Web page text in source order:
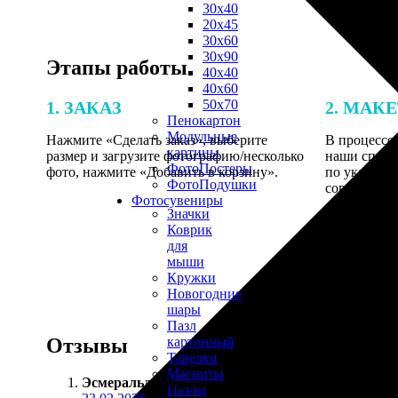
30х40
20х45
30х60
30х90
40х40
40х60
50х70
Пенокартон
Модульные
картины
ФотоПостеры
ФотоПодушки
Фотоcувениры
Значки
Коврик
для
мыши
Кружки
Новогодние
шары
Пазл
картонный
Тарелки
Магниты
Пазлы
Этапы работы
1. ЗАКАЗ
Нажмите «Сделать заказ», выберите
размер и загрузите фотографию/несколько
фото, нажмите «Добавить в корзину».
2.
В процессе
наши
по
Отзывы
Эсмеральда Парамонова